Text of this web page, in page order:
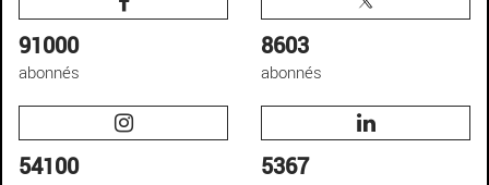
91000
abonnés
8603
abonnés
54100 5367